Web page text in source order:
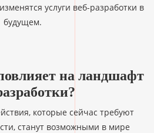
услуги веб-разработки в
будущем.
на ландшафт
которые сейчас требуют
станут возможными в мире